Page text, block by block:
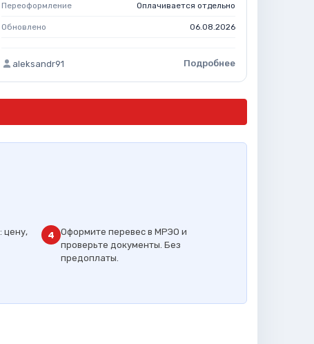
Переоформление Оплачивается отдельно
Обновлено 06.08.2026
aleksandr91 Подробнее
цену,
4
Оформите перевес в МРЭО и
проверьте документы. Без
предоплаты.